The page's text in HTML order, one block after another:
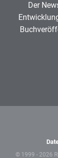
Der
© 1999 - 2026